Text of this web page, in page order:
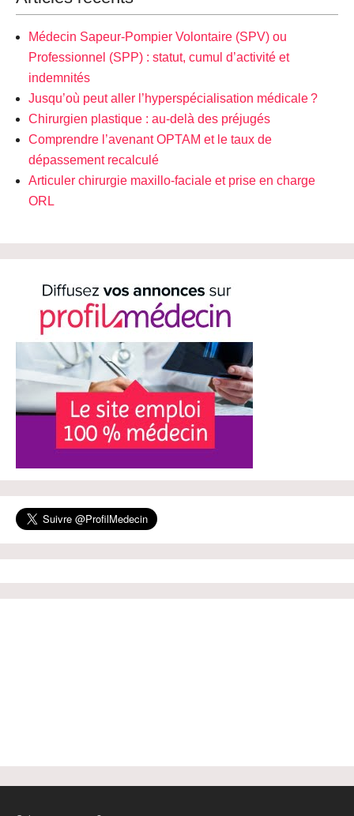
Médecin Sapeur-Pompier Volontaire (SPV) ou
Professionnel (SPP) : statut, cumul d’activité et
indemnités
Jusqu’où peut aller l’hyperspécialisation médicale ?
Chirurgien plastique : au-delà des préjugés
Comprendre l’avenant OPTAM et le taux de
dépassement recalculé
Articuler chirurgie maxillo-faciale et prise en charge
ORL